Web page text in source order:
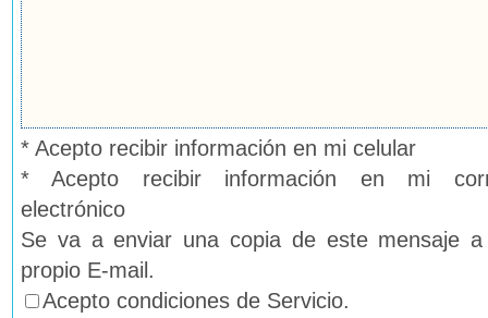
* Acepto recibir información en mi celular
* Acepto recibir información en mi
electrónico
Se va a enviar una copia de este mensaje
propio E-mail.
Acepto condiciones de Servicio.